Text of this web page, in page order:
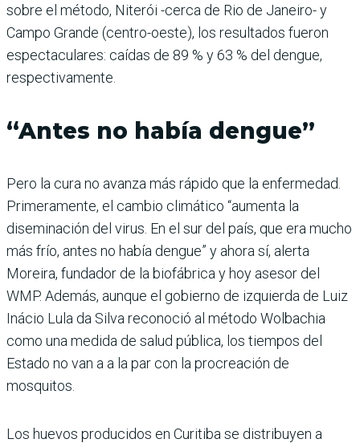
sobre el método, Niterói -cerca de Rio de Janeiro- y
Campo Grande (centro-oeste), los resultados fueron
espectaculares: caídas de 89 % y 63 % del dengue,
respectivamente.
“Antes no había dengue”
Pero la cura no avanza más rápido que la enfermedad.
Primeramente, el cambio climático “aumenta la
diseminación del virus. En el sur del país, que era mucho
más frío, antes no había dengue” y ahora sí, alerta
Moreira, fundador de la biofábrica y hoy asesor del
WMP. Además, aunque el gobierno de izquierda de Luiz
Inácio Lula da Silva reconoció al método Wolbachia
como una medida de salud pública, los tiempos del
Estado no van a a la par con la procreación de
mosquitos.
Los huevos producidos en Curitiba se distribuyen a